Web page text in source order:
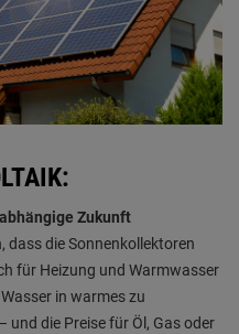
Zukunft
dass die Sonnenkollektoren
für Heizung und Warmwasser
in warmes zu
und die Preise für Öl, Gas oder